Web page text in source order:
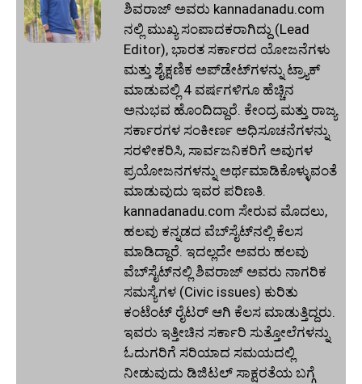
ಶಿವರಾಜ್ ಅವರು kannadanadu.com
ನಲ್ಲಿ ಮುಖ್ಯ ಸಂಪಾದಕರಾಗಿದ್ದು (Lead
Editor), ಭಾರತ ಸರ್ಕಾರದ ಯೋಜನೆಗಳು
ಮತ್ತು ಶೈಕ್ಷಣಿಕ ಅಪ್‌ಡೇಟ್‌ಗಳನ್ನು ಟ್ರ್ಯಾಕ್
ಮಾಡುವಲ್ಲಿ 4 ವರ್ಷಗಳಿಗೂ ಹೆಚ್ಚಿನ
ಅನುಭವ ಹೊಂದಿದ್ದಾರೆ. ಕೇಂದ್ರ ಮತ್ತು ರಾಜ್ಯ
ಸರ್ಕಾರಗಳ ಸಂಕೀರ್ಣ ಅಧಿಸೂಚನೆಗಳನ್ನು
ಸರಳೀಕರಿಸಿ, ಸಾರ್ವಜನಿಕರಿಗೆ ಅವುಗಳ
ಪ್ರಯೋಜನಗಳನ್ನು ಅರ್ಥಮಾಡಿಕೊಳ್ಳುವಂತೆ
ಮಾಡುವುದು ಇವರ ಪರಿಣತಿ.
kannadanadu.com ಸೇರುವ ಮೊದಲು,
ಹಲವು ಕನ್ನಡದ ವೆಬ್‌ಸೈಟ್‌ನಲ್ಲಿ ಕೆಲಸ
ಮಾಡಿದ್ದಾರೆ. ಇದಲ್ಲದೇ ಅವರು ಹಲವು
ವೆಬ್‌ಸೈಟ್‌ನಲ್ಲಿ ಶಿವರಾಜ್ ಅವರು ನಾಗರಿಕ
ಸಮಸ್ಯೆಗಳ (Civic issues) ಕುರಿತು
ಕಂಟೆಂಟ್ ರೈಟರ್ ಆಗಿ ಕೆಲಸ ಮಾಡುತ್ತಿದ್ದರು.
ಇವರು ಇತ್ತೀಚಿನ ಸರ್ಕಾರಿ ಸುತ್ತೋಲೆಗಳನ್ನು
ಓದುಗರಿಗೆ ಸರಿಯಾದ ಸಮಯದಲ್ಲಿ
ನೀಡುವುದು ಡಿಜಿಟಲ್ ಸಾಕ್ಷರತೆಯ ಬಗ್ಗೆ